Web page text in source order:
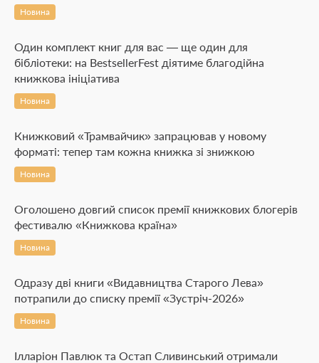
Новина
Один комплект книг для вас — ще один для
бібліотеки: на BestsellerFest діятиме благодійна
книжкова ініціатива
Новина
Книжковий «Трамвайчик» запрацював у новому
форматі: тепер там кожна книжка зі знижкою
Новина
Оголошено довгий список премії книжкових блогерів
фестивалю «Книжкова країна»
Новина
Одразу дві книги «Видавництва Старого Лева»
потрапили до списку премії «Зустріч-2026»
Новина
Ілларіон Павлюк та Остап Сливинський отримали